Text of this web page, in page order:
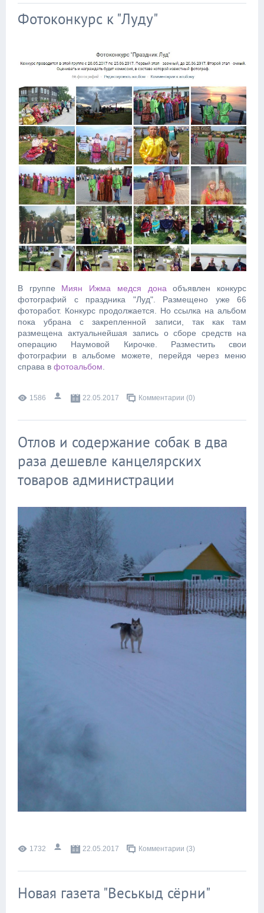
Фотоконкурс к "Луду"
В группе Миян Ижма медся дона объявлен конкурс
фотографий с праздника "Луд". Размещено уже 66
фоторабот. Конкурс продолжается. Но ссылка на альбом
пока убрана с закрепленной записи, так как там
размещена актуальнейшая запись о сборе средств на
операцию Наумовой Кирочке. Разместить свои
фотографии в альбоме можете, перейдя через меню
справа в фотоальбом
1586 22.05.2017 Комментарии (0)
Отлов и содержание собак в два
раза дешевле канцелярских
товаров администрации
1732 22.05.2017 Комментарии (3)
Новая газета "Веськыд сёрни"